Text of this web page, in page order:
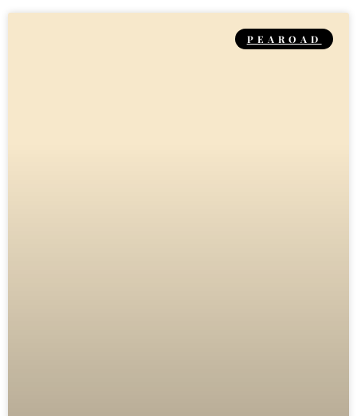
PEAROAD